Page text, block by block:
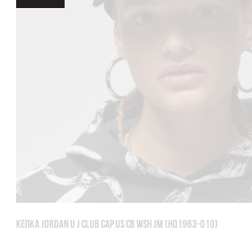
КЕПКА JORDAN U J CLUB CAP US CB WSH JM (HQ1963-010)